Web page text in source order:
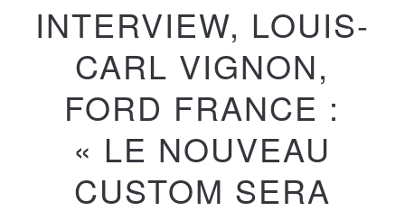
INTERVIEW, LOUIS-
CARL VIGNON,
FORD FRANCE :
« LE NOUVEAU
CUSTOM SERA